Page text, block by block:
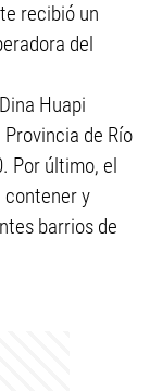
recibió un
del
Huapi
de Río
Por último, el
contener y
barrios de